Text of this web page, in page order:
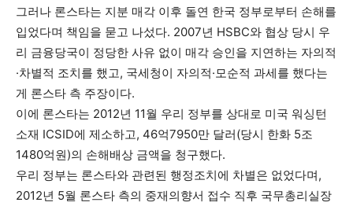
그러나 론스타는 지분 매각 이후 돌연 한국 정부로부터 손해를
입었다며 책임을 묻고 나섰다. 2007년 HSBC와 협상 당시 우
리 금융당국이 정당한 사유 없이 매각 승인을 지연하는 자의적
·차별적 조치를 했고, 국세청이 자의적·모순적 과세를 했다는
게 론스타 측 주장이다.
이에 론스타는 2012년 11월 우리 정부를 상대로 미국 워싱턴
소재 ICSID에 제소하고, 46억7950만 달러(당시 한화 5조
1480억원)의 손해배상 금액을 청구했다.
우리 정부는 론스타와 관련된 행정조치에 차별은 없었다며,
2012년 5월 론스타 측의 중재의향서 접수 직후 국무총리실장